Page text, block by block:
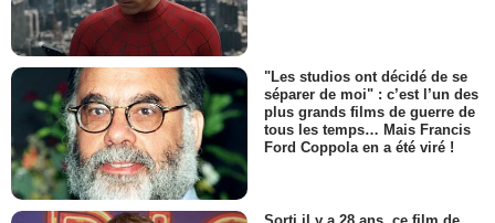
"Les studios ont décidé de se
séparer de moi" : c’est l’un des
plus grands films de guerre de
tous les temps… Mais Francis
Ford Coppola en a été viré !